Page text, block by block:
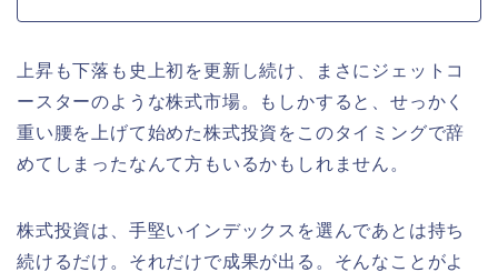
上昇も下落も史上初を更新し続け、まさにジェットコ
ースターのような株式市場。もしかすると、せっかく
重い腰を上げて始めた株式投資をこのタイミングで辞
めてしまったなんて方もいるかもしれません。
株式投資は、手堅いインデックスを選んであとは持ち
続けるだけ。それだけで成果が出る。そんなことがよ